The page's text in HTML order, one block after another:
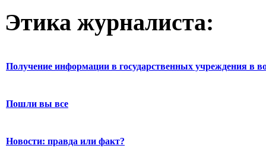
Этика журналиста:
Получение информации в государственных учреждения в
Пошли вы все
Новости: правда или факт?